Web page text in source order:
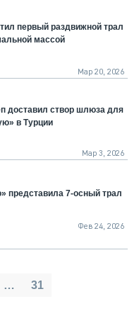
первый раздвижной трал
массой
Мар 20, 2026
доставил створ шлюза для
в Турции
Мар 3, 2026
представила 7-осный трал
Фев 24, 2026
… 31